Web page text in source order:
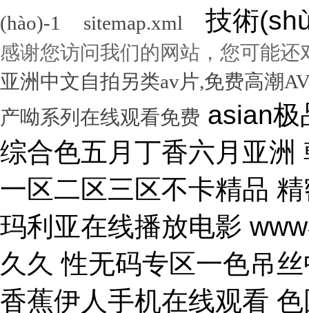
(hào)-1
sitemap.xml 技術
感谢您访问我们的网站，您可能还
亚洲中文自拍另类av片,免费高潮
产呦系列在线观看免费 asian极品呦女xx 黑人尻亚洲女人 激情综合色五月丁香六月亚洲 韩国激情电影华丽的外出 国产一区二区三区不卡精品 精密机械一区二区三区天堂 小泽玛利亚在线播放电影 www在线一区 国产v综合v亚洲欧美久久 性无码专区一色吊丝中文字幕 朝鲜美女黑毛bbw 大香蕉伊人手机在线观看 色国产在线视频一区二区 亚洲无人区天空码头IV 天天躁夜夜躁狠狠躁99 15min摘花出血视频 免费男女黑网站 国产综合精品久久99之一 蜜桃臀无码内射一区二区三区 国产色情18一20岁片a片 正在播放骚 湿 无码福利一区二区不卡片 人人妻人人澡人人爽精品日 日本1区2区3区4区国色 口国产成人高清在线播放 精品一区二区三区在线观看 影音先锋aⅤ无码资源网 男生使劲操女生喷水视频 久久91久久久久久久久 欧美乱妇高清无乱码免费 人与兽黄色视频 免费男人日女人 高潮来了 用力黄片入口 久久精品国产亚洲成人av 中国鸡巴插屄屄 国产精品视频一区啪啪啪 国产精品成人无码视频 亚洲一区二区三区电影在线 亚洲成人无码77777 日韩一中文字幕在线视频 大鸡吧逼逼碰撞 美女被干777 全彩无码里番本子库 国产成人无码a区视频在线观看 玩弄放荡人妻一区二区三 黑丝美女自慰被大鸡巴操 日韩精品一区 久久亚洲av不卡一区二区 操你骚逼www 理论片午午伦夜理片久久 中文字幕无码亚洲a人片 美女操大黑鸡巴 老色鬼久久亚洲av按摩 欧美美女人体艺术 逼逼逼逼啊啊嗯嗯啊视频 69成人免费视频无码专区 免费又爽又大又高潮视频 欧美日韩一二三区在线视频 亚洲精品中文字幕第十页 青青操在线观看国产视频 色婷婷亚洲十月十月色天 啊啊啊湿了视频在线观看 三十路四十路五十路熟女 国产一区二区在线观看天堂 女人张开腿让男人桶视频 bibi av 日本69视频在线免费观看 无码人妻一区二区三区一 在线观看激情av一区二区 日日天天日天天谢天天日 国产迷晕三个美女的网站 一本到在线观看免费收看 国产亚洲无遮挡美女视频 日本网站在线观看一区二区 肏 少 妇 屄 在 线 丝袜制服shemale 美女裸体爆乳张开腿喷水 免费看成人午夜福利专区 gv在线无码男男gay 国产重口老太和变态小伙 随时都能干的校园运动会 VIP可见久久伊人婷婷 国产一级毛片一区二区视频 国产精品久久99简爱亚洲 吧吧吧影院伦理片在线观看 国产精品一二三四区视频 日韩区一区二在线观看视频 黄色片《男人操女人逼》 大香蕉久久日韩91蜜桃 30年驾龄老司机告诉你 91亚洲国产成人精品看片 把屌插进女人的逼里视频 大香蕉porn在线视频 成人性生交大片免费看96 最新亚洲人成无码网www电影 男生机桶女生小穴的视频 久久综合给合久久狠狠狠 国产呦系列一区二区三区 国产特级看欧美日韩中文 欧美大肉棒抽插骚逼视频 国产又色又爽无遮挡免费 男人天堂久久久一区二区 日本人与黑人牲交交免费 亚洲大片免费资源网站片 国产精品原创巨av 性感美女被操逼 美女污骚逼喷水白虎白浆 久久久久亚洲日本欧美视频 天天摸夜夜摸夜夜狠狠添 五险交满15能领多少钱 国产一卡二卡三卡四卡兔 国产综合23p 中国东北老熟妇做爰网视频 一级国产片在线观看免费 欧美黑人欧美精品刺激 激情综合色综合啪啪开心 群交视频大鸡巴 国产三级精品三级男人的天堂 么公在果树林征服了小雪 解开奶罩吸奶头高潮AV 丰满多毛的少妇 国产精品亚洲一区二区久久 黑人和中国熟女啪啪视频 香蕉视频成人网在线观看 荷兰小妓女高潮βbbw 日韩一区二区经典在线视频 学长让我夹震蛋自慰给他看 WWW亚洲精品久久久乳 免费看点www逼里逼里 手机亚洲第一页 夫妻性生活黄色一级大片 久久综合九色 免费看欧美日韩特级黄片 美女高潮久久免费观看国产 又粗又大又硬毛片免费看 欧美日韩成人大片p内射 草莓视频成视频在线观看 无码专区 人妻系列 在线 日本不卡一区二区三区四区 三级片在线观看国产三级 办公室国产a国产片免费 久久无码!视频 国产成年无码aⅤ片在线 大鸡巴插美女小穴动态图 国产亚洲aaa在线观看 一级二级三一片内射视频 在线观看欧美视频一区二区 被玩环了外高冷老师动漫 动漫男女操鸡巴射精网站 啊啊啊啊大鸡巴操我视频 婷婷综合久久中文字幕蜜桃三电影 色婷五月综激情亚洲综合 久久精品国产自清天天线 日本免费播放一区二区视频 丰满多毛的少妇 舔骚妇淫穴网站 最好看免费观看高清大全 99国产欧美另类久久片 人体艺术在线观看 成在人线视频男人的天堂 国产成人视a片品免费 东京热无码av一区二区 一道本中文字幕在线观看 嗯～好爽射进去强奸啊～ 真人作爱试看120分钟 在线观看国产三级片视频 国产极品高颜值美女到高潮 国产精品高清国产三级av 久久久无码专区中文字幕 推特网红91露出樱桃味 日本不卡码一区二区三区 小骚逼啪啪视频 男男无专砖码高清在线观看 亚洲精